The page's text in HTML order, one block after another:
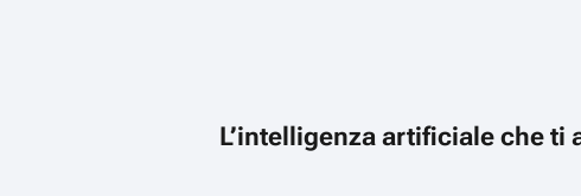
L’intelligenza artificiale che